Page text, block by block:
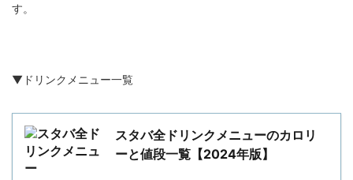
す。
▼ドリンクメニュー一覧
スタバ全ドリンクメニューのカロリ
ーと値段一覧【2024年版】